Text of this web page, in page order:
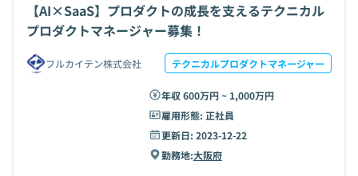
【AI×SaaS】プロダクトの成長を支えるテクニカル
プロダクトマネージャー募集！
フルカイテン株式会社 テクニカルプロダクトマネージャー
年収 600万円 ~ 1,000万円
雇用形態: 正社員
更新日: 2023-12-22
勤務地:大阪府